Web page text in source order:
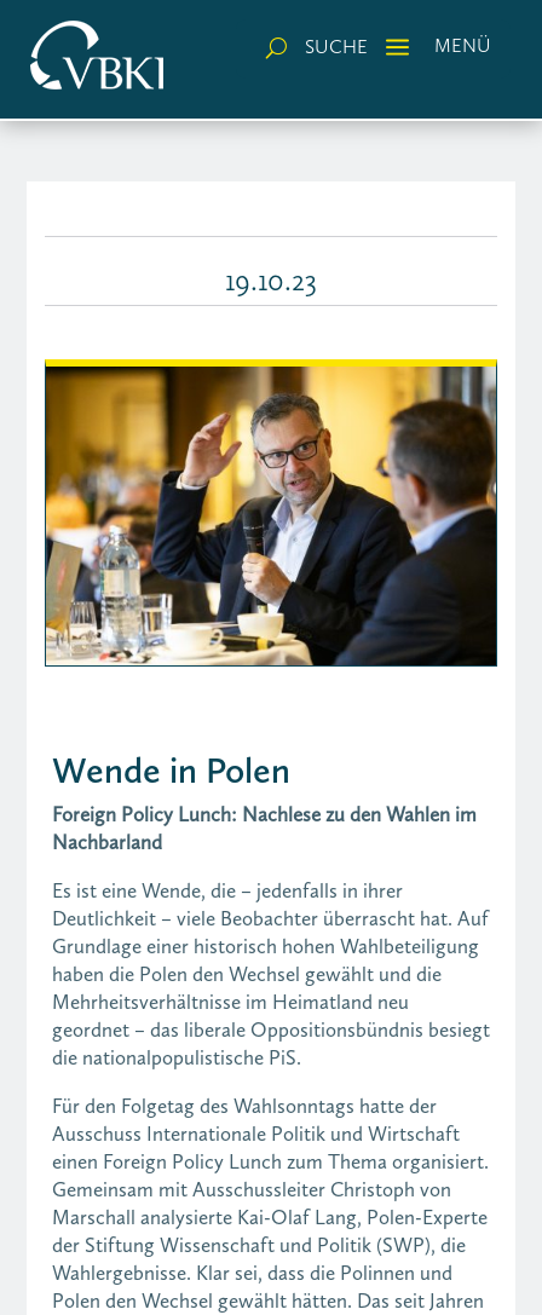
U SUCHE a MENÜ
19.10.23
Wende in Polen
Foreign Policy Lunch: Nachlese zu den Wahlen im
Nachbarland
Es ist eine Wende, die – jedenfalls in ihrer
Deutlichkeit – viele Beobachter überrascht hat. Auf
Grundlage einer historisch hohen Wahlbeteiligung
haben die Polen den Wechsel gewählt und die
Mehrheitsverhältnisse im Heimatland neu
geordnet – das liberale Oppositionsbündnis besiegt
die nationalpopulistische PiS.
Für den Folgetag des Wahlsonntags hatte der
Ausschuss Internationale Politik und Wirtschaft
einen Foreign Policy Lunch zum Thema organisiert.
Gemeinsam mit Ausschussleiter Christoph von
Marschall analysierte Kai-Olaf Lang, Polen-Experte
der Stiftung Wissenschaft und Politik (SWP), die
Wahlergebnisse. Klar sei, dass die Polinnen und
Polen den Wechsel gewählt hätten. Das seit Jahren